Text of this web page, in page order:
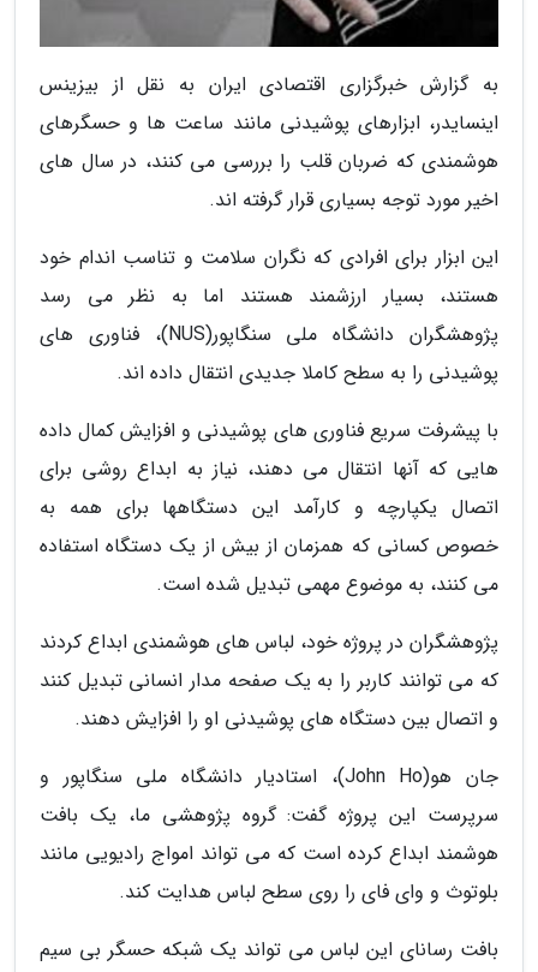
به گزارش خبرگزاری اقتصادی ایران به نقل از بیزینس
اینسایدر، ابزارهای پوشیدنی مانند ساعت ها و حسگرهای
هوشمندی که ضربان قلب را بررسی می کنند، در سال های
اخیر مورد توجه بسیاری قرار گرفته اند.
این ابزار برای افرادی که نگران سلامت و تناسب اندام خود
هستند، بسیار ارزشمند هستند اما به نظر می رسد
پژوهشگران دانشگاه ملی سنگاپور(NUS)، فناوری های
پوشیدنی را به سطح کاملا جدیدی انتقال داده اند.
با پیشرفت سریع فناوری های پوشیدنی و افزایش کمال داده
هایی که آنها انتقال می دهند، نیاز به ابداع روشی برای
اتصال یکپارچه و کارآمد این دستگاهها برای همه به
خصوص کسانی که همزمان از بیش از یک دستگاه استفاده
می کنند، به موضوع مهمی تبدیل شده است.
پژوهشگران در پروژه خود، لباس های هوشمندی ابداع کردند
که می توانند کاربر را به یک صفحه مدار انسانی تبدیل کنند
و اتصال بین دستگاه های پوشیدنی او را افزایش دهند.
جان هو(John Ho)، استادیار دانشگاه ملی سنگاپور و
سرپرست این پروژه گفت: گروه پژوهشی ما، یک بافت
هوشمند ابداع کرده است که می تواند امواج رادیویی مانند
بلوتوث و وای فای را روی سطح لباس هدایت کند.
بافت رسانای این لباس می تواند یک شبکه حسگر بی سیم